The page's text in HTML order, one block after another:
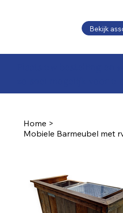
Bekijk
Home >
Mobiele Barmeubel met